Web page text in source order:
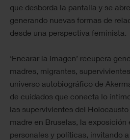
que desborda la pantalla y se
generando nuevas formas de
desde una perspectiva feminista.
‘Encarar la imagen’ recupera
madres, migrantes,
universo autobiográfico de
de cuidados que conecta lo
las supervivientes del
madre en Bruselas, la exposición
personales y políticas, invitando